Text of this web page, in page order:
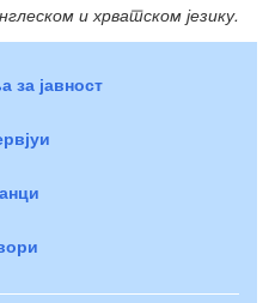
и хрватском језику.
за јавност